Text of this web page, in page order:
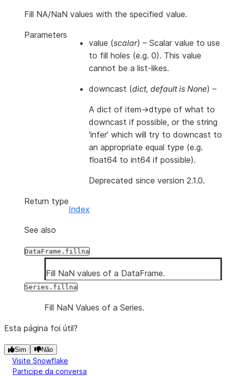
Fill NA/NaN values with the specified value.
Parameters
value (scalar) – Scalar value to use
to fill holes (e.g. 0). This value
cannot be a list-likes.
downcast (dict, default is None) –
A dict of item->dtype of what to
downcast if possible, or the string
‘infer’ which will try to downcast to
an appropriate equal type (e.g.
float64 to int64 if possible).
Deprecated since version 2.1.0.
Return type
Index
See also
DataFrame.fillna
Fill NaN values of a DataFrame.
Series.fillna
Fill NaN Values of a Series.
Esta página foi útil?
Sim Não
Visite Snowflake
Participe da conversa